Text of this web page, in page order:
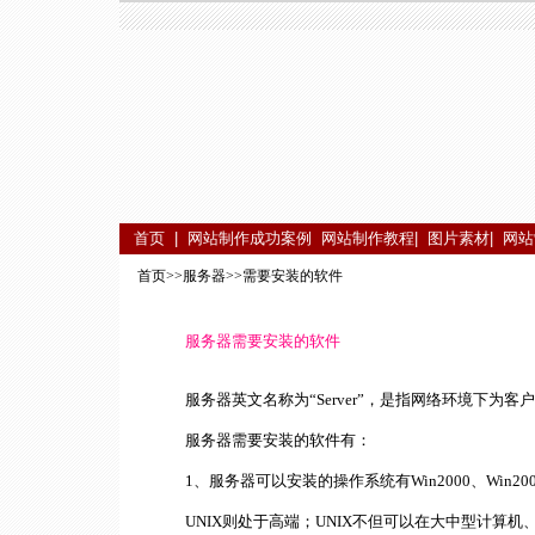
首页 | 网站制作成功案例 网站制作教程| 图片素材| 网
首页>>服务器>>需要安装的软件
服务器需要安装的软件
服务器英文名称为“Server”，是指网络环境下为客
服务器需要安装的软件有：
1、服务器可以安装的操作系统有Win2000、
UNIX则处于高端；UNIX不但可以在大中型计算机